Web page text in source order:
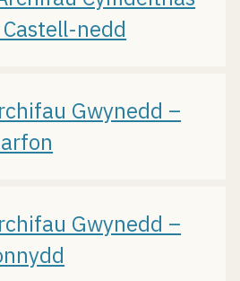
nedd
Gwynedd –
Gwynedd –